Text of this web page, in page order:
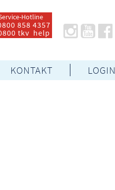
Hotline
858 4357
tkv help
KONTAKT LOGIN